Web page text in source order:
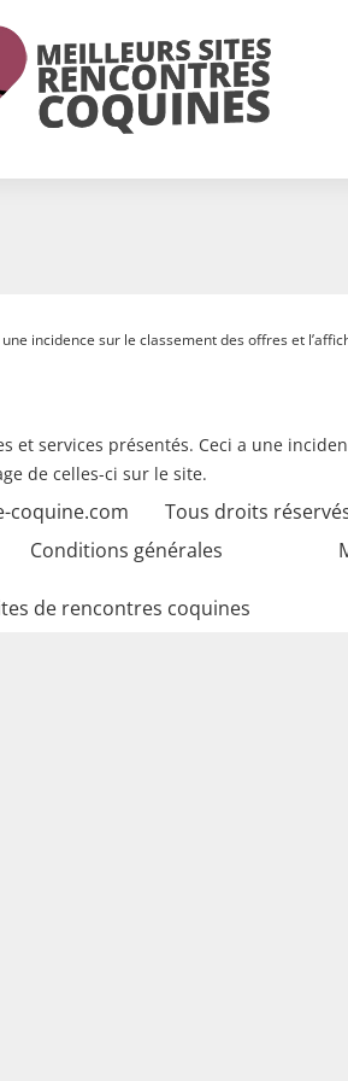
incidence sur le classement des offres et
services présentés. Ceci a une
de celles-ci sur le site.
coquine.com
Tous droits
Conditions générales
de rencontres coquines